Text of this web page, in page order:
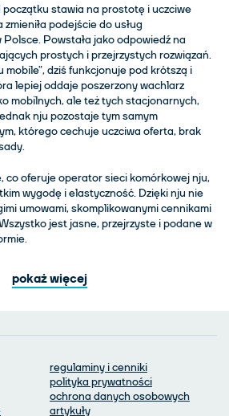
stawia na prostotę i uczciwe
podejście do usług
Powstała jako odpowiedź na
prostych i przejrzystych rozwiązań.
mobile”, dziś funkcjonuje pod krótszą i
lepiej oddaje poszerzony wachlarz
mobilnych, ale też tych stacjonarnych,
nju pozostaje tym samym
którego cechuje uczciwa oferta, brak
co oferuje operator sieci komórkowej nju,
wygodę i elastyczność. Dzięki nju nie
umowami, skomplikowanymi cennikami
jest jasne, przejrzyste i podane w
pokaż więcej
regulaminy i cenniki
polityka prywatności
ochrona danych osobowych
artykuły